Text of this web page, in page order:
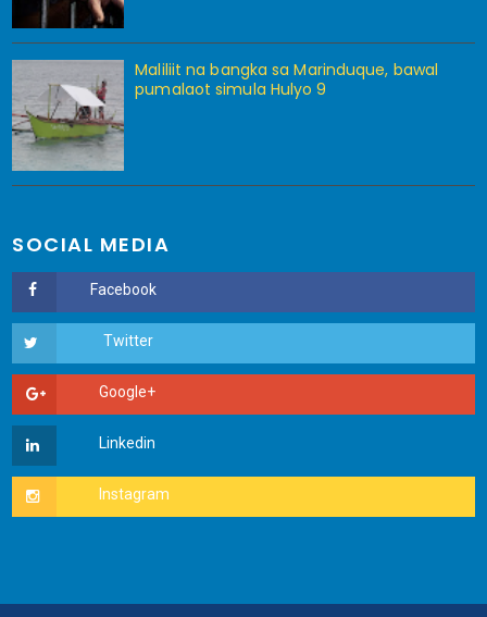
Maliliit na bangka sa Marinduque, bawal
pumalaot simula Hulyo 9
SOCIAL MEDIA